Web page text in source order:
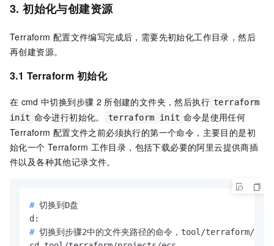
  }
provider "alicloud"
{
  region = var.region
# 获取zone_id
  available_instance_type = var.instance_type
  available_resource_creation =
"VSwitch"
  available_disk_category =
"cloud_ssd"
# 创建VPC
resource
"alicloud_vswitch" "vsw" {
3. 初始化与创建资源
Terraform 配置文件编写完成后，需要先初始化工作目录，然后
再创建资源。
3.1 Terraform 初始化
在 cmd 中切换到步骤 2 所创建的文件夹，然后执行 terraform
init 命令进行初始化。 terraform init 命令是使用任何
Terraform 配置文件之前必须执行的第一个命令，主要目的是初
始化一个 Terraform 工作目录，包括下载必要的阿里云提供商插
件以及各种其他记录文件。
# 切换到D盘
# 切换到步骤2中的文件夹路径的命令，tool/terraform/